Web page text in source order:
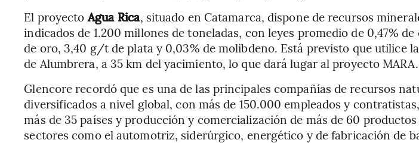
El proyectoAgua Rica, situado en Catamarca, dispone de recursos
indicados de 1.200 millones de toneladas, con leyes promedio de 0,47%
de oro, 3,40 g/t de plata y 0,03% de molibdeno. Está previsto que utilice
de Alumbrera, a 35 km del yacimiento, lo que dará lugar al proyecto MARA.
Glencore recordó que es una de las principales compañías de recursos
diversificados a nivel global, con más de 150.000 empleados y
más de 35 países y producción y comercialización de más de 60
sectores como el automotriz, siderúrgico, energético y de fabricación de